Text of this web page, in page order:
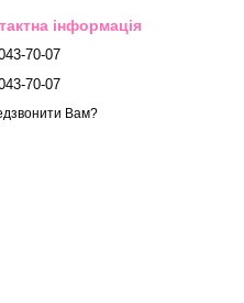
інформація
70-07
70-07
Вам?